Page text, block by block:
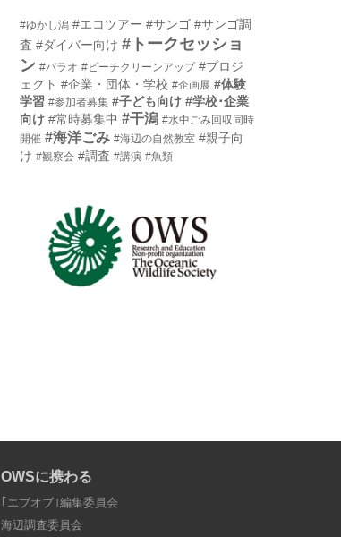
#ゆかし潟 #エコツアー #サンゴ #サンゴ調
査 #ダイバー向け #トークセッショ
ン #パラオ #ビーチクリーンアップ #プロジ
ェクト #企業・団体・学校 #企画展 #体験
学習 #参加者募集 #子ども向け #学校･企業
向け #常時募集中 #干潟 #水中ごみ回収同時
開催 #海洋ごみ #海辺の自然教室 #親子向
け #観察会 #調査 #講演 #魚類
OWSに携わる
｢エブオブ｣編集委員会
海辺調査委員会